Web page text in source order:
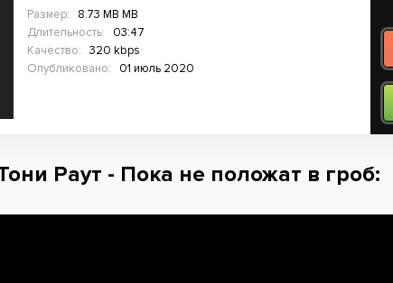
Размер:
8.73 MB MB
Длительность:
03:47
Качество:
320 kbps
Опубликовано:
01 июль 2020
Раут - Пока не положат в гроб: